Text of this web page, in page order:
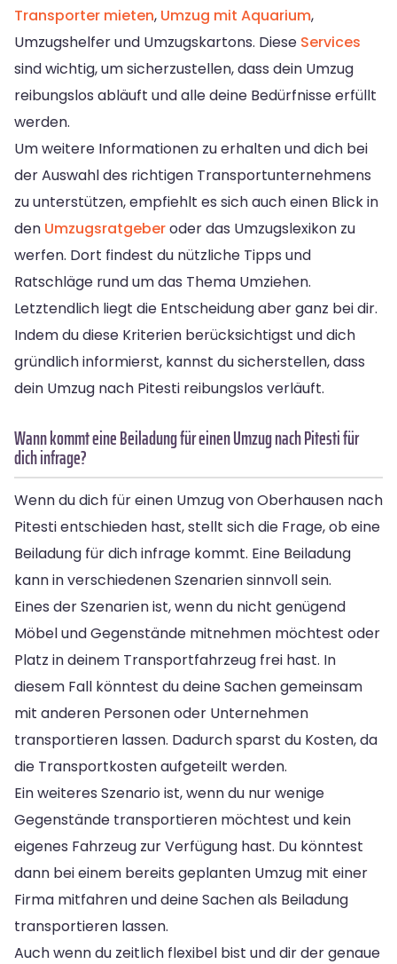
Transporter mieten, Umzug mit Aquarium,
Umzugshelfer und Umzugskartons. Diese Services
sind wichtig, um sicherzustellen, dass dein Umzug
reibungslos abläuft und alle deine Bedürfnisse erfüllt
werden.
Um weitere Informationen zu erhalten und dich bei
der Auswahl des richtigen Transportunternehmens
zu unterstützen, empfiehlt es sich auch einen Blick in
den Umzugsratgeberoder das Umzugslexikon zu
werfen. Dort findest du nützliche Tipps und
Ratschläge rund um das Thema Umziehen.
Letztendlich liegt die Entscheidung aber ganz bei dir.
Indem du diese Kriterien berücksichtigst und dich
gründlich informierst, kannst du sicherstellen, dass
dein Umzug nach Pitesti reibungslos verläuft.
Wann kommt eine Beiladung für einen Umzug nach Pitesti für
dich infrage?
Wenn du dich für einen Umzug von Oberhausen nach
Pitesti entschieden hast, stellt sich die Frage, ob eine
Beiladung für dich infrage kommt. Eine Beiladung
kann in verschiedenen Szenarien sinnvoll sein.
Eines der Szenarien ist, wenn du nicht genügend
Möbel und Gegenstände mitnehmen möchtest oder
Platz in deinem Transportfahrzeug frei hast. In
diesem Fall könntest du deine Sachen gemeinsam
mit anderen Personen oder Unternehmen
transportieren lassen. Dadurch sparst du Kosten, da
die Transportkosten aufgeteilt werden.
Ein weiteres Szenario ist, wenn du nur wenige
Gegenstände transportieren möchtest und kein
eigenes Fahrzeug zur Verfügung hast. Du könntest
dann bei einem bereits geplanten Umzug mit einer
Firma mitfahren und deine Sachen als Beiladung
transportieren lassen.
Auch wenn du zeitlich flexibel bist und dir der genaue